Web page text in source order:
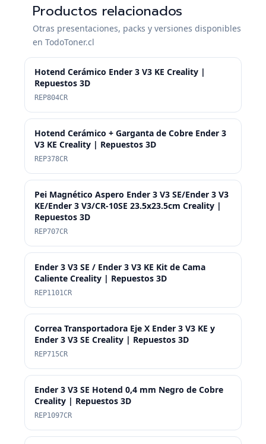
Productos relacionados
Otras presentaciones, packs y versiones disponibles
en TodoToner.cl
Hotend Cerámico Ender 3 V3 KE Creality |
Repuestos 3D
REP804CR
Hotend Cerámico + Garganta de Cobre Ender 3
V3 KE Creality | Repuestos 3D
REP378CR
Pei Magnético Aspero Ender 3 V3 SE/Ender 3 V3
KE/Ender 3 V3/CR-10SE 23.5x23.5cm Creality |
Repuestos 3D
REP707CR
Ender 3 V3 SE / Ender 3 V3 KE Kit de Cama
Caliente Creality | Repuestos 3D
REP1101CR
Correa Transportadora Eje X Ender 3 V3 KE y
Ender 3 V3 SE Creality | Repuestos 3D
REP715CR
Ender 3 V3 SE Hotend 0,4 mm Negro de Cobre
Creality | Repuestos 3D
REP1097CR